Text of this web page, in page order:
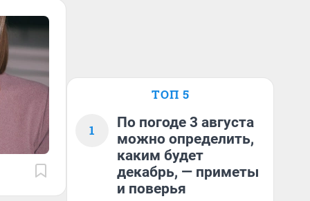
ТОП 5
1
По погоде 3 августа
можно определить,
каким будет
декабрь, — приметы
и поверья